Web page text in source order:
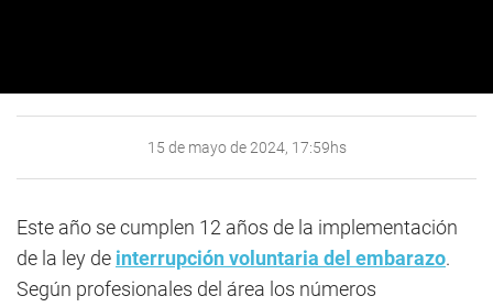
15 de mayo de 2024, 17:59hs
Este año se cumplen 12 años de la implementación
de la ley de interrupción voluntaria del embarazo.
Según profesionales del área los números